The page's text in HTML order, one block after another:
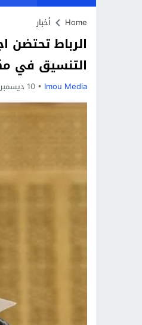
Home أخبار
الرباط تحتضن
التنسيق في
Imou Media 10 ديسمبر 2025